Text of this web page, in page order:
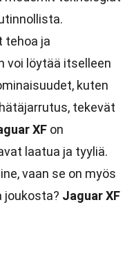
tehoa ja
voi löytää itselleen
kuten
tekevät
XF on
laatua ja tyyliä.
vaan se on myös
joukosta? Jaguar XF